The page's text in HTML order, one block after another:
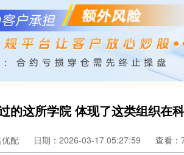
的这所学院 体现了这类组织在
配 日期：2026-03-17 05:27:59 查看：